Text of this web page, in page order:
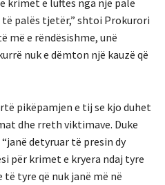
palës tjetër,” shtoi Prokurori
më e rëndësishme, unë
nuk e dëmton një kauzë që
pikëpamjen e tij se kjo duhet
dhe rreth viktimave. Duke
detyruar të presin dy
për krimet e kryera ndaj tyre
tyre që nuk janë më në